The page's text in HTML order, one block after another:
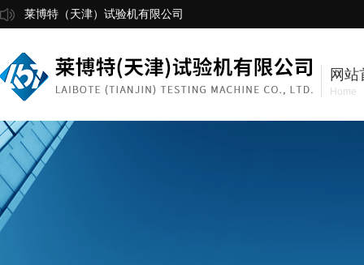
莱博特（天津）试验机有限公司
网站
Home